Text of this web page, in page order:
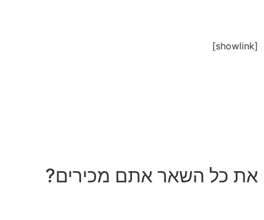
[showlink]
את כל השאר אתם מכירים?